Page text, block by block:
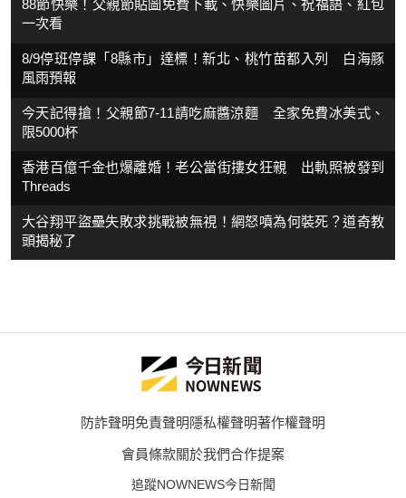
88節快樂！父親節貼圖免費下載、快樂圖片、祝福語、紅包
一次看
8/9停班停課「8縣市」達標！新北、桃竹苗都入列 白海豚
風雨預報
今天記得搶！父親節7-11請吃麻醬涼麵 全家免費冰美式、
限5000杯
香港百億千金也爆離婚！老公當街摟女狂親 出軌照被發到
Threads
大谷翔平盜壘失敗求挑戰被無視！網怒噴為何裝死？道奇教
頭揭秘了
防詐聲明免責聲明隱私權聲明著作權聲明
會員條款關於我們合作提案
追蹤NOWNEWS今日新聞